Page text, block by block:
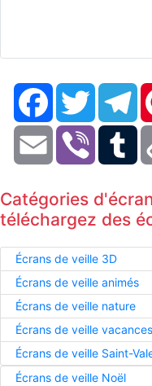
FacebookTwitter
Email Viber
Catégories
téléchargez des
Écrans de veille 3D
Écrans de veille animés
Écrans de veille nature
Écrans de veille vacances
Écrans de veille Saint-
Écrans de veille Noël